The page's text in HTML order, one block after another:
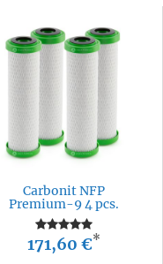
Carbonit NFP
Premium-9 4 pcs.
171,60 €*